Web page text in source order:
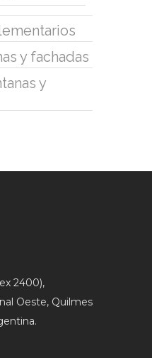
y fachadas
y
2400),
Oeste, Quilmes